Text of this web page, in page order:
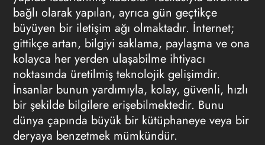
bağlı olarak yapılan, ayrıca gün geçtikçe
büyüyen bir iletişim ağı olmaktadır. İnternet;
gittikçe artan, bilgiyi saklama, paylaşma ve ona
kolayca her yerden ulaşabilme ihtiyacı
noktasında üretilmiş teknolojik gelişimdir.
İnsanlar bunun yardımıyla, kolay, güvenli, hızlı
bir şekilde bilgilere erişebilmektedir. Bunu
dünya çapında büyük bir kütüphaneye veya bir
deryaya benzetmek mümkündür.